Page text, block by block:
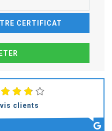
CERTIFICAT
clients